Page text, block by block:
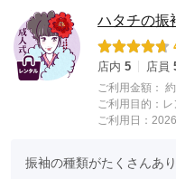
ハタチの振
店内 5 店員
ご利用金額：
ご利用目的：
ご利用日：
振袖の種類がたくさんあ